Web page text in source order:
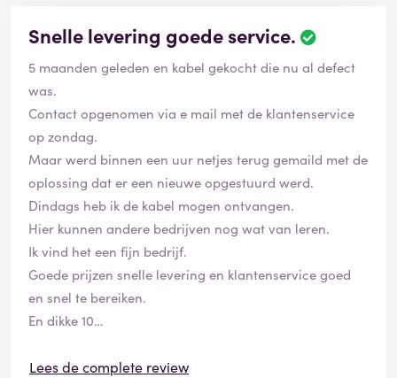
Snelle levering goede service.
5 maanden geleden en kabel gekocht die nu al defect
was.
Contact opgenomen via e mail met de klantenservice
op zondag.
Maar werd binnen een uur netjes terug gemaild met de
oplossing dat er een nieuwe opgestuurd werd.
Dindags heb ik de kabel mogen ontvangen.
Hier kunnen andere bedrijven nog wat van leren.
Ik vind het een fijn bedrijf.
Goede prijzen snelle levering en klantenservice goed
en snel te bereiken.
En dikke 10
Groet Sandra
Lees de complete review